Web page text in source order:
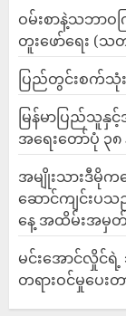
ဝမ်းစာနဲ့သဘာဝက
တူးဖော်ရေး (သတ
ပြည်တွင်းစက်
မြန်မာပြည်သူ
အရေးတော်ပုံ ၃
အမျိုးသားဒီမို
ဆောင်ကျင်းပသ
နေ့ အထိမ်းအမှတ်
မင်းအောင်လှိုင်
တရားဝင်မှုပေး